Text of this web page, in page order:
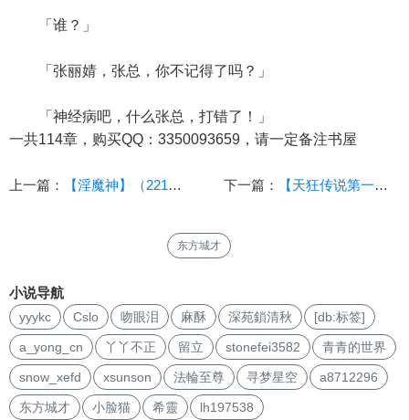
「谁？」
「张丽婧，张总，你不记得了吗？」
「神经病吧，什么张总，打错了！」
一共114章，购买QQ：3350093659，请一定备注书屋
上一篇： 【淫魔神】（221-230） 作者：popi 下一篇： 【天狂传说第一部：神奇宝贝】（128）续完 作者：双方斗心
东方城才
小说导航
yyykc Cslo 吻眼泪 麻酥 深苑鎖清秋 [db:标签]
a_yong_cn 丫丫不正 留立 stonefei3582 青青的世界
snow_xefd xsunson 法輪至尊 寻梦星空 a8712296
东方城才 小脸猫 希靈 lh197538